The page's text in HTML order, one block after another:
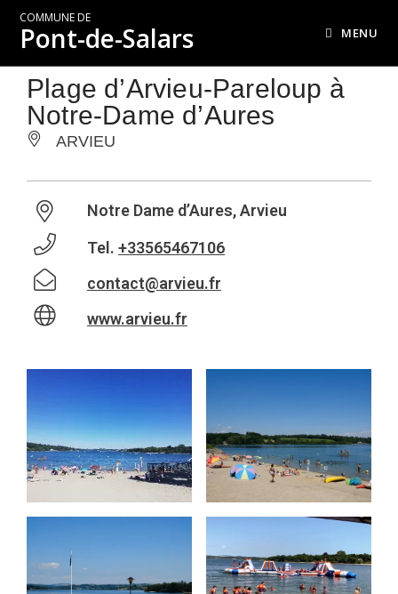
COMMUNE DE
Pont-de-Salars MENU
Plage d’Arvieu-Pareloup à
Notre-Dame d’Aures
ARVIEU
Notre Dame d’Aures, Arvieu
Tel. +33565467106
contact@arvieu.fr
www.arvieu.fr